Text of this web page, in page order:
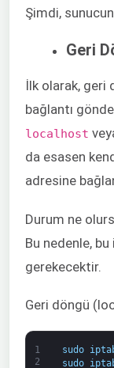
Şimdi,
Geri
İlk olarak, geri
bağlantı
localhost​
da esasen
adresine
Durum ne
Bu nedenle,
gerekecektir.
Geri döngü
1
2
sudo
sudo